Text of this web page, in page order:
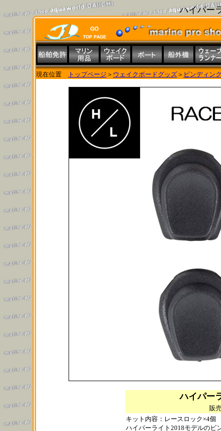
ハイパー
現在位置 トップページ ＞ ウェイクボードグッズ ＞ ビンディン
ハイパー
販
キット内容：レースロック×4個
ハイパーライト2018モデルのビ